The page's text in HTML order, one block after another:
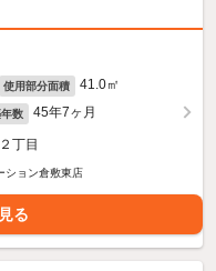
使用部分面積 41.0㎡
数 45年7ヶ月
丁目
ション倉敷東店
る